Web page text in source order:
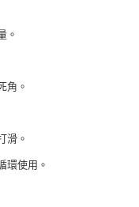
先享後付」服務完成之交
交易相關給付款項請求債
人之同意方可使用
形，本公司將視審查結果
若發現惡意使用之情形，
。
角。
滑。
環使用。